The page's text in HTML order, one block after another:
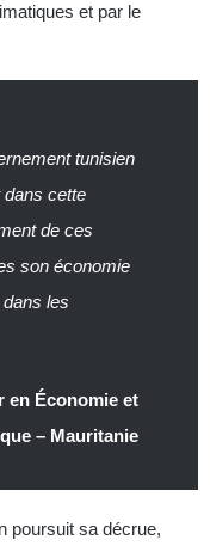
et par le
tunisien
dans cette
de ces
son économie
les
en Économie et
– Mauritanie
poursuit sa décrue,